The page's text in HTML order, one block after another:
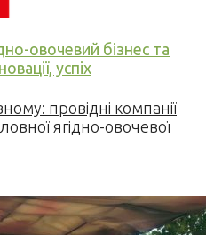
овочевий бізнес та
успіх
провідні компанії
ягідно-овочевої